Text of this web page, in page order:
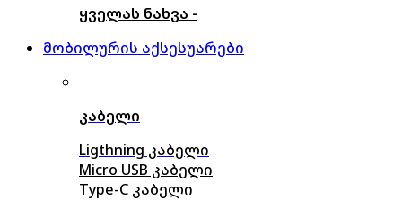
ყველას ნახვა -
მობილურის აქსესუარები
კაბელი
Ligthning კაბელი
Micro USB კაბელი
Type-C კაბელი